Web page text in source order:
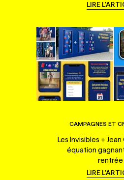
LIRE
CAMPAGNES ET
Les Invisibles +
équation
rentrée
LIRE